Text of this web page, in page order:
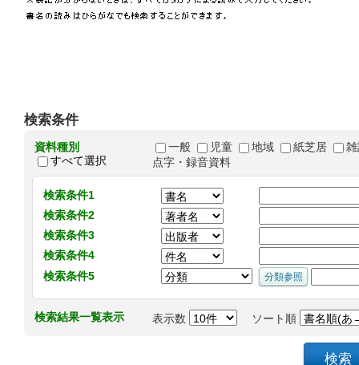
検索条件
資料種別
すべて選択
一般 児童 地域 紙芝居
点字・録音資料
検索条件1
検索条件2
検索条件3
検索条件4
検索条件5
検索結果一覧表示 表示数 ソート順